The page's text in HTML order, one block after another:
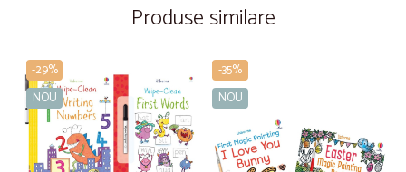
Produse similare
-29%
NOU
-35%
NOU